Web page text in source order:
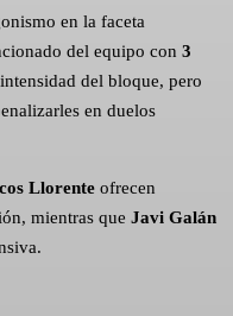
en la faceta
del equipo con 3
del bloque, pero
en duelos
Llorente ofrecen
mientras que Javi Galán